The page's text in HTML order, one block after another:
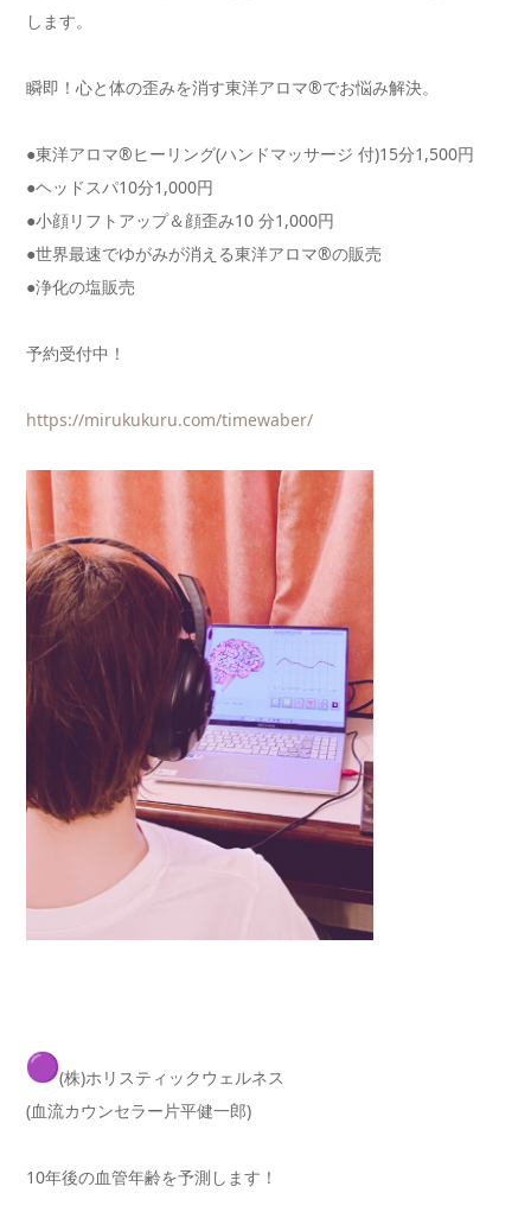
します。
瞬即！心と体の歪みを消す東洋アロマ®でお悩み解決。
●東洋アロマ®ヒーリング(ハンドマッサージ 付)15分1,500円
●ヘッドスパ10分1,000円
●小顔リフトアップ＆顔歪み10 分1,000円
●世界最速でゆがみが消える東洋アロマ®の販売
●浄化の塩販売
予約受付中！
https://mirukukuru.com/timewaber/
(株)ホリスティックウェルネス
(血流カウンセラー片平健一郎)
10年後の血管年齢を予測します！